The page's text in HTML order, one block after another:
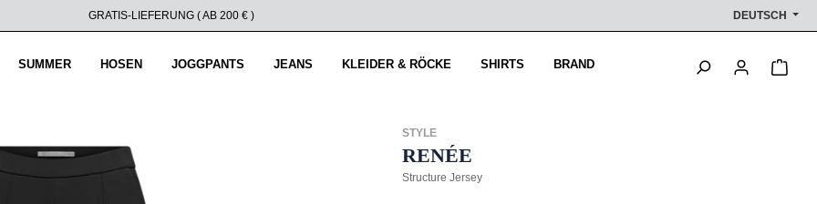
GRATIS-LIEFERUNG ( AB 200 € ) DEUTSCH
SUMMER HOSEN JOGGPANTS JEANS KLEIDER & RÖCKE SHIRTS BRAND
STYLE
RENÉE
Structure Jersey